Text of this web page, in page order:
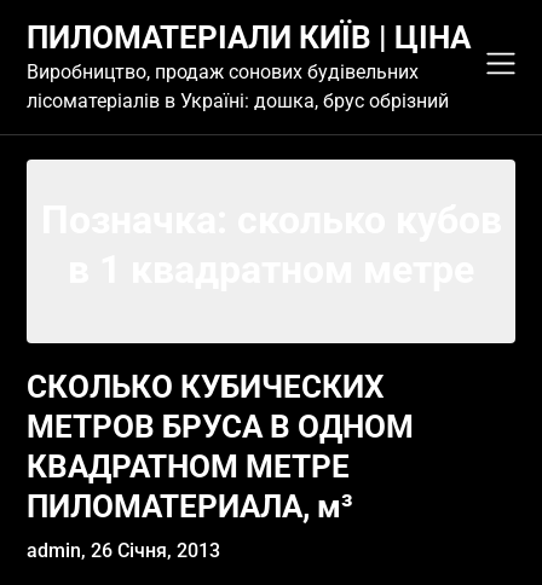
content
ПИЛОМАТЕРІАЛИ КИЇВ | ЦІНА
Виробництво, продаж сонових будівельних
лісоматеріалів в Україні: дошка, брус обрізний
СКОЛЬКО КУБИЧЕСКИХ
МЕТРОВ БРУСА В ОДНОМ
КВАДРАТНОМ МЕТРЕ
ПИЛОМАТЕРИАЛА, м³
admin,26 Січня, 2013